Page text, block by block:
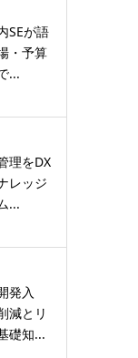
SEが語
・予算
...
理をDX
レッジ
...
発入
減とリ
礎知...